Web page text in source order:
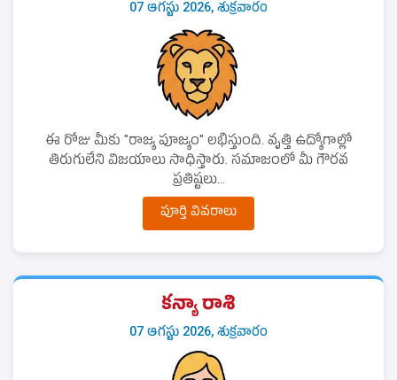
07 ఆగస్టు 2026, శుక్రవారం
ఈ రోజు మీకు "రాజ్య పూజ్యం" లభిస్తుంది. వృత్తి ఉద్యోగాల్లో
తిరుగులేని విజయాలు సాధిస్తారు. సమాజంలో మీ గౌరవ
ప్రతిష్టలు...
పూర్తి వివరాలు
కన్యా రాశి
07 ఆగస్టు 2026, శుక్రవారం